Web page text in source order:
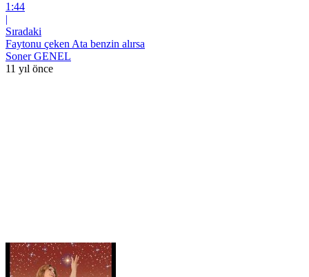
1:44
|
Sıradaki
Faytonu çeken Ata benzin alırsa
Soner GENEL
11 yıl önce